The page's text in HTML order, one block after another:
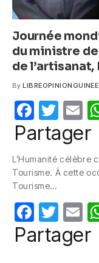
Journée
du ministre
de l’artisanat,
By
F
a
e
b
o
o
k
T
w
itt
er
E
m
Partager
L’Humanité célèbre
Tourisme. À cette
Tourisme…
F
a
T
w
itt
E
m
Partager